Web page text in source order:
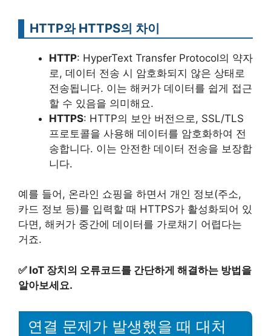
HTTP와 HTTPS의 차이
HTTP: HyperText Transfer Protocol의 약자
로, 데이터 전송 시 암호화되지 않은 상태로
전송됩니다. 이는 해커가 데이터를 쉽게 접근
할 수 있음을 의미해요.
HTTPS: HTTP의 보안 버전으로, SSL/TLS
프로토콜을 사용해 데이터를 암호화하여 전
송합니다. 이는 안전한 데이터 전송을 보장합
니다.
예를 들어, 온라인 쇼핑을 하면서 개인 정보(주소,
카드 정보 등)를 입력할 때 HTTPS가 활성화되어 있
다면, 해커가 중간에 데이터를 가로채기 어렵다는
거죠.
✅ IoT 장치의 오류코드를 간단하게 해결하는 방법을
알아보세요.
연결 문제가 발생했을 때 대처